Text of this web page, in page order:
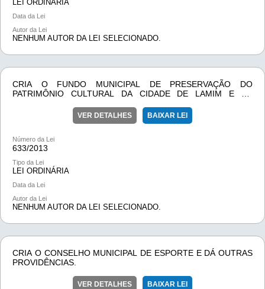
LEI ORDINÁRIA
Data da Lei
Autor da Lei
NENHUM AUTOR DA LEI SELECIONADO.
CRIA O FUNDO MUNICIPAL DE PRESERVAÇÃO DO
PATRIMÔNIO CULTURAL DA CIDADE DE LAMIM E DÁ
VER DETALHES BAIXAR LEI
Número da Lei
633/2013
Tipo da Lei
LEI ORDINÁRIA
Data da Lei
Autor da Lei
NENHUM AUTOR DA LEI SELECIONADO.
CRIA O CONSELHO MUNICIPAL DE ESPORTE E DÁ OUTRAS
PROVIDÊNCIAS.
VER DETALHES BAIXAR LEI